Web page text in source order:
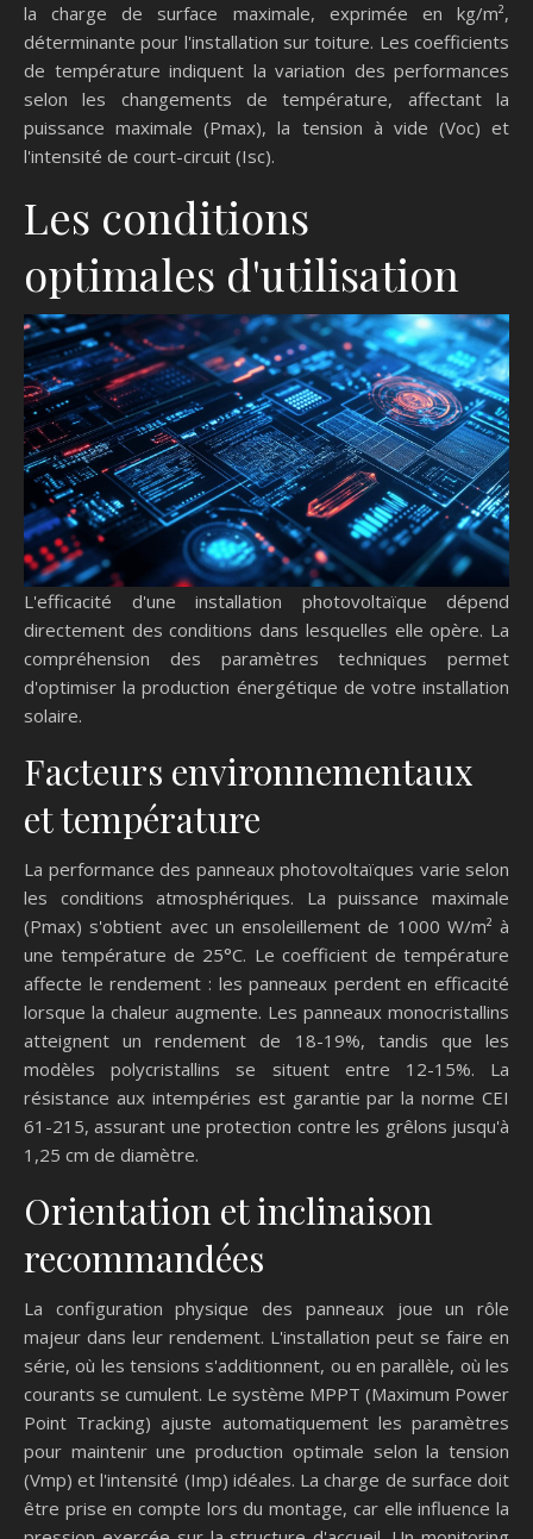
la charge de surface maximale, exprimée en kg/m²,
déterminante pour l'installation sur toiture. Les coefficients
de température indiquent la variation des performances
selon les changements de température, affectant la
puissance maximale (Pmax), la tension à vide (Voc) et
l'intensité de court-circuit (Isc).
Les conditions
optimales d'utilisation
L'efficacité d'une installation photovoltaïque dépend
directement des conditions dans lesquelles elle opère. La
compréhension des paramètres techniques permet
d'optimiser la production énergétique de votre installation
solaire.
Facteurs environnementaux
et température
La performance des panneaux photovoltaïques varie selon
les conditions atmosphériques. La puissance maximale
(Pmax) s'obtient avec un ensoleillement de 1000 W/m² à
une température de 25°C. Le coefficient de température
affecte le rendement : les panneaux perdent en efficacité
lorsque la chaleur augmente. Les panneaux monocristallins
atteignent un rendement de 18-19%, tandis que les
modèles polycristallins se situent entre 12-15%. La
résistance aux intempéries est garantie par la norme CEI
61-215, assurant une protection contre les grêlons jusqu'à
1,25 cm de diamètre.
Orientation et inclinaison
recommandées
La configuration physique des panneaux joue un rôle
majeur dans leur rendement. L'installation peut se faire en
série, où les tensions s'additionnent, ou en parallèle, où les
courants se cumulent. Le système MPPT (Maximum Power
Point Tracking) ajuste automatiquement les paramètres
pour maintenir une production optimale selon la tension
(Vmp) et l'intensité (Imp) idéales. La charge de surface doit
être prise en compte lors du montage, car elle influence la